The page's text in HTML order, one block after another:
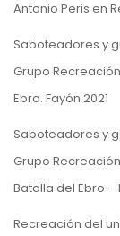
Antonio Peris en
Saboteadores y
Grupo
Ebro. Fayón 2021
Saboteadores y
Grupo
Batalla del Ebro
Recreación del